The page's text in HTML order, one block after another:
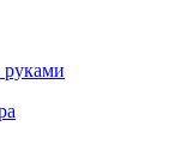
руками